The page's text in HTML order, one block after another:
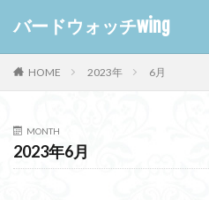
バードウォッチwing
HOME 2023年 6月
MONTH
2023年6月